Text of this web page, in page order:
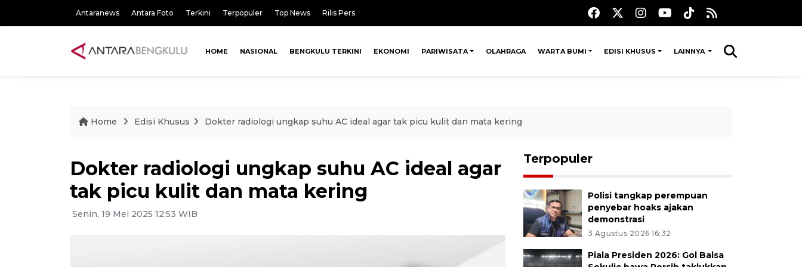
Antaranews Antara Foto Terkini Terpopuler Top News Rilis Pers
HOME NASIONAL BENGKULU TERKINI EKONOMI PARIWISATA OLAHRAGA WARTA BUMI EDISI KHUSUS LAINNYA
Home Edisi Khusus Dokter radiologi ungkap suhu AC ideal agar tak picu kulit dan mata kering
Dokter radiologi ungkap suhu AC ideal agar
tak picu kulit dan mata kering
Senin, 19 Mei 2025 12:53 WIB
Terpopuler
Polisi tangkap perempuan
penyebar hoaks ajakan
demonstrasi
3 Agustus 2026 16:32
Piala Presiden 2026: Gol Balsa